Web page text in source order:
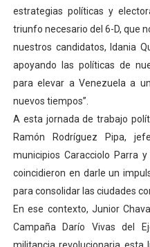
estrategias políticas y
triunfo necesario del 6-D, que
nuestros candidatos, Idania
apoyando las políticas de
para elevar a Venezuela a
nuevos tiempos”.
A esta jornada de trabajo
Ramón Rodríguez Pipa,
municipios Caracciolo Parra
coincidieron en darle un
para consolidar las ciudades
En ese contexto, Junior
Campaña Darío Vivas del